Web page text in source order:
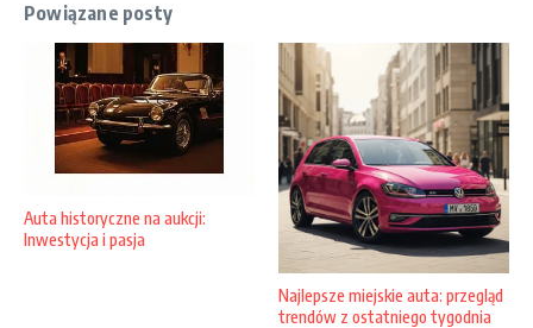
Powiązane posty
Auta historyczne na aukcji:
Inwestycja i pasja
Najlepsze miejskie auta: przegląd
trendów z ostatniego tygodnia